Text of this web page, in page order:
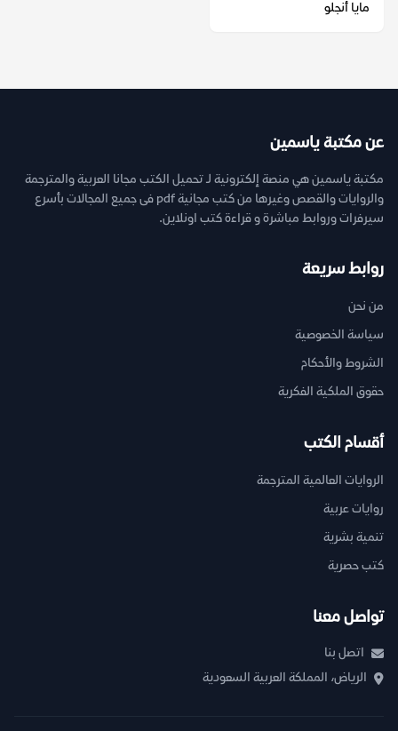
مايا أنجلو
عن مكتبة ياسمين
مكتبة ياسمين هي منصة إلكترونية لـ تحميل الكتب مجانا العربية والمترجمة
والروايات والقصص وغيرها من كتب مجانية pdf فى جميع المجالات بأسرع
سيرفرات وروابط مباشرة و قراءة كتب اونلاين.
روابط سريعة
من نحن
سياسة الخصوصية
الشروط والأحكام
حقوق الملكية الفكرية
أقسام الكتب
الروايات العالمية المترجمة
روايات عربية
تنمية بشرية
كتب حصرية
تواصل معنا
اتصل بنا
الرياض، المملكة العربية السعودية